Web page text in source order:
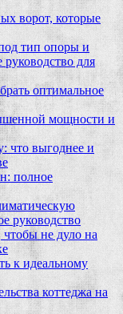
ворот, которые
тип опоры и
для
оптимальное
мощности и
что выгоднее и
полное
руководство
чтобы не дуло на
к идеальному
коттеджа на